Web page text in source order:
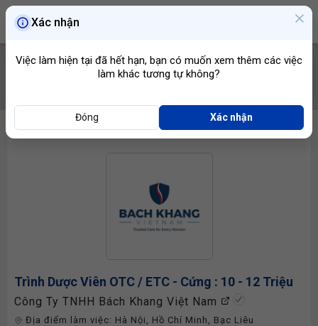
Trình Dược Viên OTC / ETC - Cứng : 10 - 12 Triệu
Công Ty TNHH Bách Khang Việt Nam
Địa điểm làm việc: Hà Nội , Hồ Chí Minh , Bạc Liêu
Xác nhận
Việc làm hiện tại đã hết hạn, bạn có muốn xem thêm các việc
làm khác tương tự không?
Đóng Xác nhận